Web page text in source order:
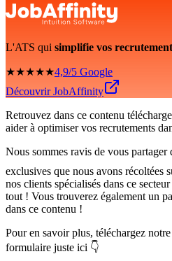
L'ATS qui simplifie vos
★★★★★4,9/5 Google
Découvrir JobAffinity
Retrouvez dans ce contenu
aider à optimiser vos recrutements
Nous sommes ravis de vous partager
exclusives que nous avons récoltées
nos clients spécialisés dans ce
tout ! Vous trouverez également un
dans ce contenu !
Pour en savoir plus, téléchargez
formulaire juste ici 👇